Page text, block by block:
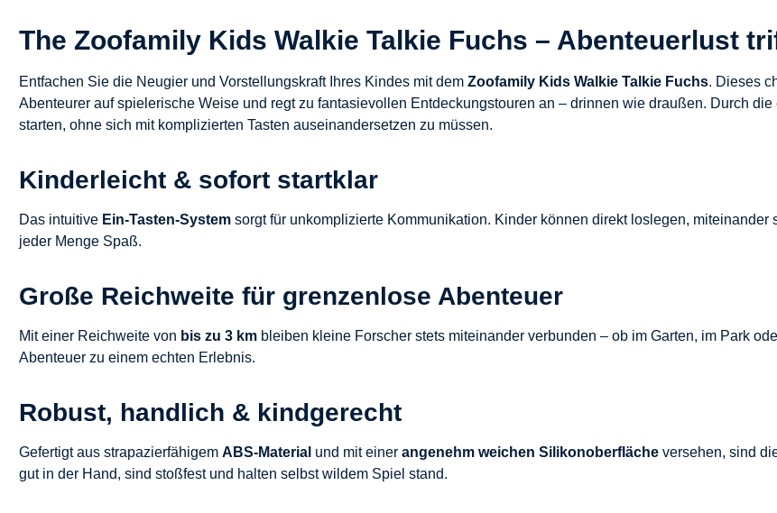
The Zoofamily Kids Walkie Talkie Fuchs – Abenteuerlust
Entfachen Sie die Neugier und Vorstellungskraft Ihres Kindes mit dem Zoofamily Kids Walkie Talkie Fuchs. Dieses
Abenteurer auf spielerische Weise und regt zu fantasievollen Entdeckungstouren an – drinnen wie draußen. Durch
starten, ohne sich mit komplizierten Tasten auseinandersetzen zu müssen.
Kinderleicht & sofort startklar
Das intuitive Ein-Tasten-System sorgt für unkomplizierte Kommunikation. Kinder können direkt loslegen,
jeder Menge Spaß.
Große Reichweite für grenzenlose Abenteuer
Mit einer Reichweite von bis zu 3 km bleiben kleine Forscher stets miteinander verbunden – ob im Garten, im Park
Abenteuer zu einem echten Erlebnis.
Robust, handlich & kindgerecht
Gefertigt aus strapazierfähigem ABS-Material und mit einer angenehm weichen Silikonoberfläche versehen, sind
gut in der Hand, sind stoßfest und halten selbst wildem Spiel stand.